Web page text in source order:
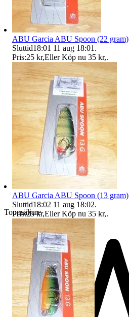
Toppsäljare
ABU Garcia ABU Spoon (22 gram)
Sluttid18:01 11 aug 18:01 .
Pris:25 kr,Eller Köp nu 35 kr,.
ABU Garcia ABU Spoon (13 gram)
Sluttid18:02 11 aug 18:02.
Pris:25 kr,Eller Köp nu 35 kr,.